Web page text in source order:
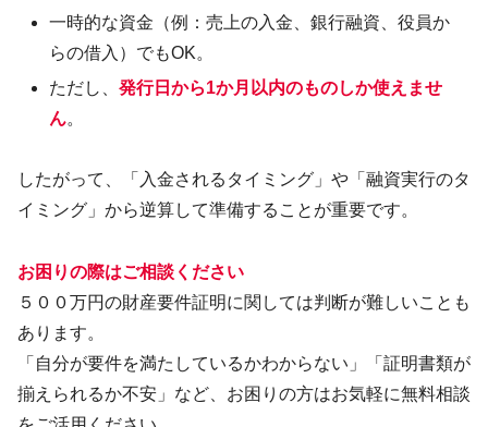
一時的な資金（例：売上の入金、銀行融資、役員か
らの借入）でもOK。
ただし、発行日から1か月以内のものしか使えませ
ん。
したがって、「入金されるタイミング」や「融資実行のタ
イミング」から逆算して準備することが重要です。
お困りの際はご相談ください
５００万円の財産要件証明に関しては判断が難しいことも
あります。
「自分が要件を満たしているかわからない」「証明書類が
揃えられるか不安」など、お困りの方はお気軽に無料相談